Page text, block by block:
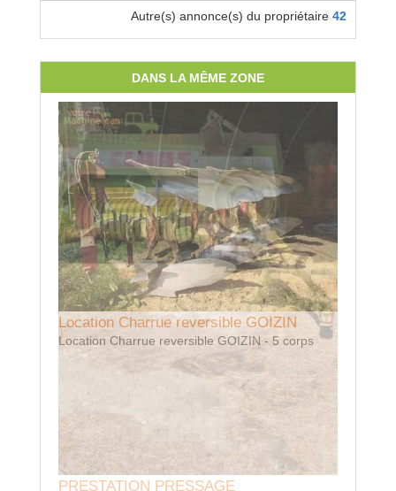
Autre(s) annonce(s) du propriétaire 42
DANS LA MÊME ZONE
PRESTATION PRESSAGE
Location Charrue reversible GOIZIN
Location Charrue reversible GOIZIN - 5 corps